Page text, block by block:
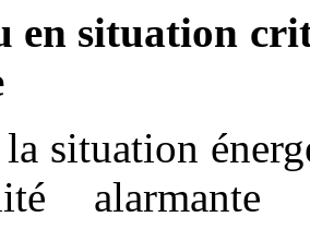
en situation
situation
alarmante :